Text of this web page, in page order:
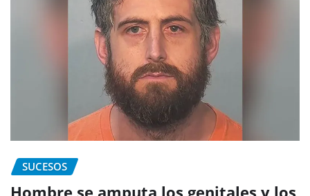
SUCESOS